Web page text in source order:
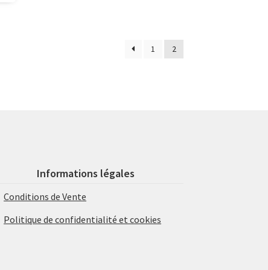
1 2
Informations légales
Conditions de Vente
Politique de confidentialité et cookies